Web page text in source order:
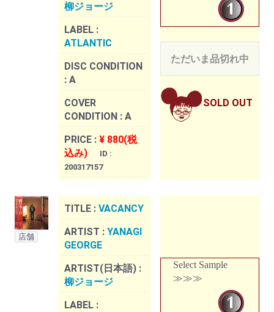
柳ジョージ
LABEL :
ATLANTIC
DISC CONDITION
: A
COVER
CONDITION : A
PRICE : ¥ 880(税
込み)
ID :
200317157
ただいま品切れ中
SOLD OUT
店舗
TITLE : VACANCY
ARTIST : YANAGI
GEORGE
ARTIST(日本語) :
柳ジョージ
LABEL :
Select Sample
≫≫≫